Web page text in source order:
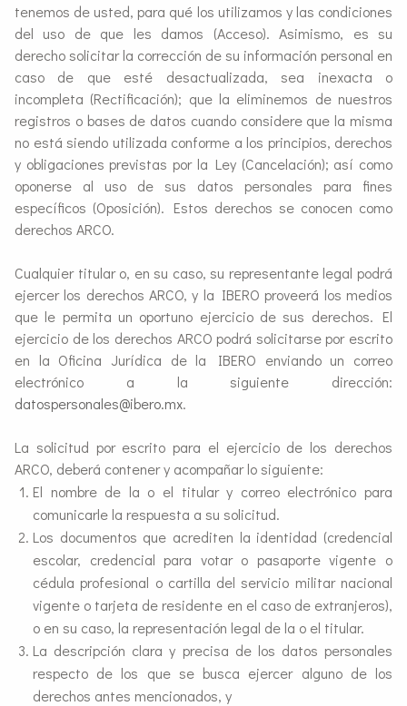
tenemos de usted, para qué los utilizamos y las condiciones
del uso de que les damos (Acceso). Asimismo, es su
derecho solicitar la corrección de su información personal en
caso de que esté desactualizada, sea inexacta o
incompleta (Rectificación); que la eliminemos de nuestros
registros o bases de datos cuando considere que la misma
no está siendo utilizada conforme a los principios, derechos
y obligaciones previstas por la Ley (Cancelación); así como
oponerse al uso de sus datos personales para fines
específicos (Oposición). Estos derechos se conocen como
derechos ARCO.
Cualquier titular o, en su caso, su representante legal podrá
ejercer los derechos ARCO, y la IBERO proveerá los medios
que le permita un oportuno ejercicio de sus derechos. El
ejercicio de los derechos ARCO podrá solicitarse por escrito
en la Oficina Jurídica de la IBERO enviando un correo
electrónico a la siguiente dirección:
datospersonales@ibero.mx.
La solicitud por escrito para el ejercicio de los derechos
ARCO, deberá contener y acompañar lo siguiente:
El nombre de la o el titular y correo electrónico para
comunicarle la respuesta a su solicitud.
Los documentos que acrediten la identidad (credencial
escolar, credencial para votar o pasaporte vigente o
cédula profesional o cartilla del servicio militar nacional
vigente o tarjeta de residente en el caso de extranjeros),
o en su caso, la representación legal de la o el titular.
La descripción clara y precisa de los datos personales
respecto de los que se busca ejercer alguno de los
derechos antes mencionados, y